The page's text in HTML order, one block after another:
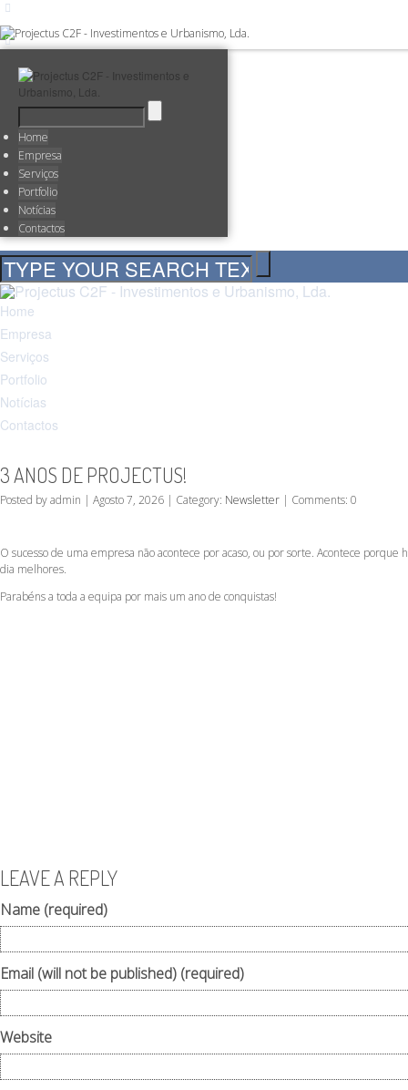
Home
Empresa
Serviços
Portfolio
Notícias
Contactos
Home
Empresa
Serviços
Portfolio
Notícias
Contactos
3 ANOS DE PROJECTUS!
Posted by admin | Agosto 7, 2026 | Category: Newsletter | Comments: 0
O sucesso de uma empresa não acontece por acaso, ou por sorte. Acontece
dia melhores.
Parabéns a toda a equipa por mais um ano de conquistas!
LEAVE A REPLY
Name (required)
Email (will not be published) (required)
Website